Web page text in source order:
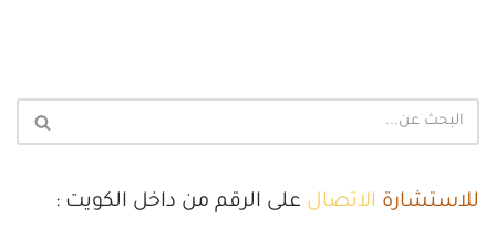
للاستشارة الاتصال على الرقم من داخل الكويت :